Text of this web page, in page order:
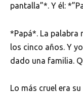
pantalla”*. Y él:
*Papá*. La palabra
los cinco años. Y
dado una familia.
Lo más cruel era